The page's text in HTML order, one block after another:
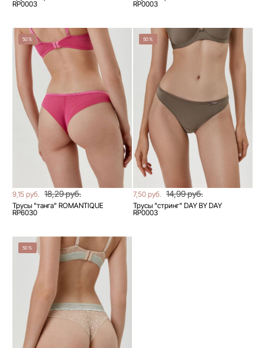
RP0003
RP0003
50%
9,15 руб. 18,29 руб.
Трусы "танга" ROMANTIQUE
RP6030
50%
7,50 руб. 14,99 руб.
Трусы "стринг" DAY BY DAY
RP0003
50%